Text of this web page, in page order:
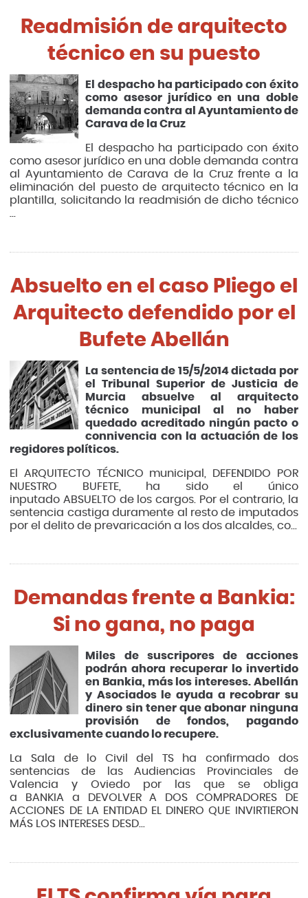
Readmisión de arquitecto
técnico en su puesto
El despacho ha participado con éxito
como asesor jurídico en una doble
demanda contra al Ayuntamiento de
Carava de la Cruz
El despacho ha participado con éxito
como asesor jurídico en una doble demanda contra
al Ayuntamiento de Carava de la Cruz frente a la
eliminación del puesto de arquitecto técnico en la
plantilla, solicitando la readmisión de dicho técnico
Absuelto en el caso Pliego el
Arquitecto defendido por el
Bufete Abellán
La sentencia de 15/5/2014 dictada por
el Tribunal Superior de Justicia de
Murcia absuelve al arquitecto
técnico municipal al no haber
quedado acreditado ningún pacto o
connivencia con la actuación de los
regidores políticos.
El ARQUITECTO TÉCNICO municipal, DEFENDIDO POR
NUESTRO BUFETE, ha sido el único
inputado ABSUELTO de los cargos. Por el contrario, la
sentencia castiga duramente al resto de imputados
por el delito de prevaricación a los dos alcaldes, co...
Demandas frente a Bankia:
Si no gana, no paga
Miles de suscripores de acciones
podrán ahora recuperar lo invertido
en Bankia, más los intereses. Abellán
y Asociados le ayuda a recobrar su
dinero sin tener que abonar ninguna
provisión de fondos, pagando
exclusivamente cuando lo recupere.
La Sala de lo Civil del TS ha confirmado dos
sentencias de las Audiencias Provinciales de
Valencia y Oviedo por las que se obliga
a BANKIA a DEVOLVER A DOS COMPRADORES DE
ACCIONES DE LA ENTIDAD EL DINERO QUE INVIRTIERON
MÁS LOS INTERESES DESD...